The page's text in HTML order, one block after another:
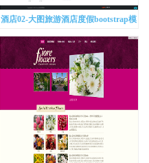
酒店02-大图旅游酒店度假bootstrap模
板